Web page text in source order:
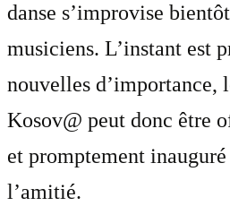
danse s’improvise
musiciens. L’instant est
nouvelles d’importance,
Kosov@ peut donc être
et promptement
l’amitié.